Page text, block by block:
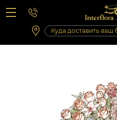
Вопросы-ответы
Сб 10:00 ‐ 14:00
Выходные и праздничные дни